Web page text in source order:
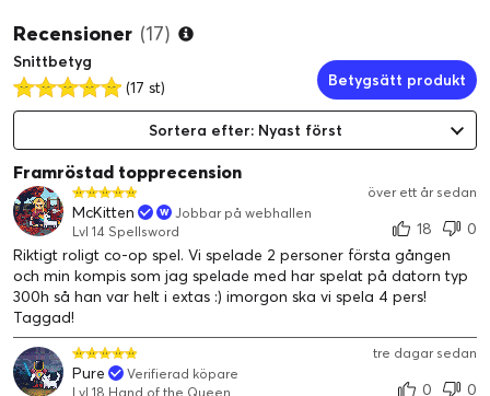
Recensioner (17)
Snittbetyg
(17 st)
Betygsätt produkt
Sortera efter: Nyast först
Framröstad topprecension
över ett år sedan
McKitten
Jobbar på webhallen
Lvl 14 Spellsword
18
0
Riktigt roligt co-op spel. Vi spelade 2 personer första gången
och min kompis som jag spelade med har spelat på datorn typ
300h så han var helt i extas :) imorgon ska vi spela 4 pers!
Taggad!
tre dagar sedan
Pure
Verifierad köpare
Lvl 18 Hand of the Queen
0 0